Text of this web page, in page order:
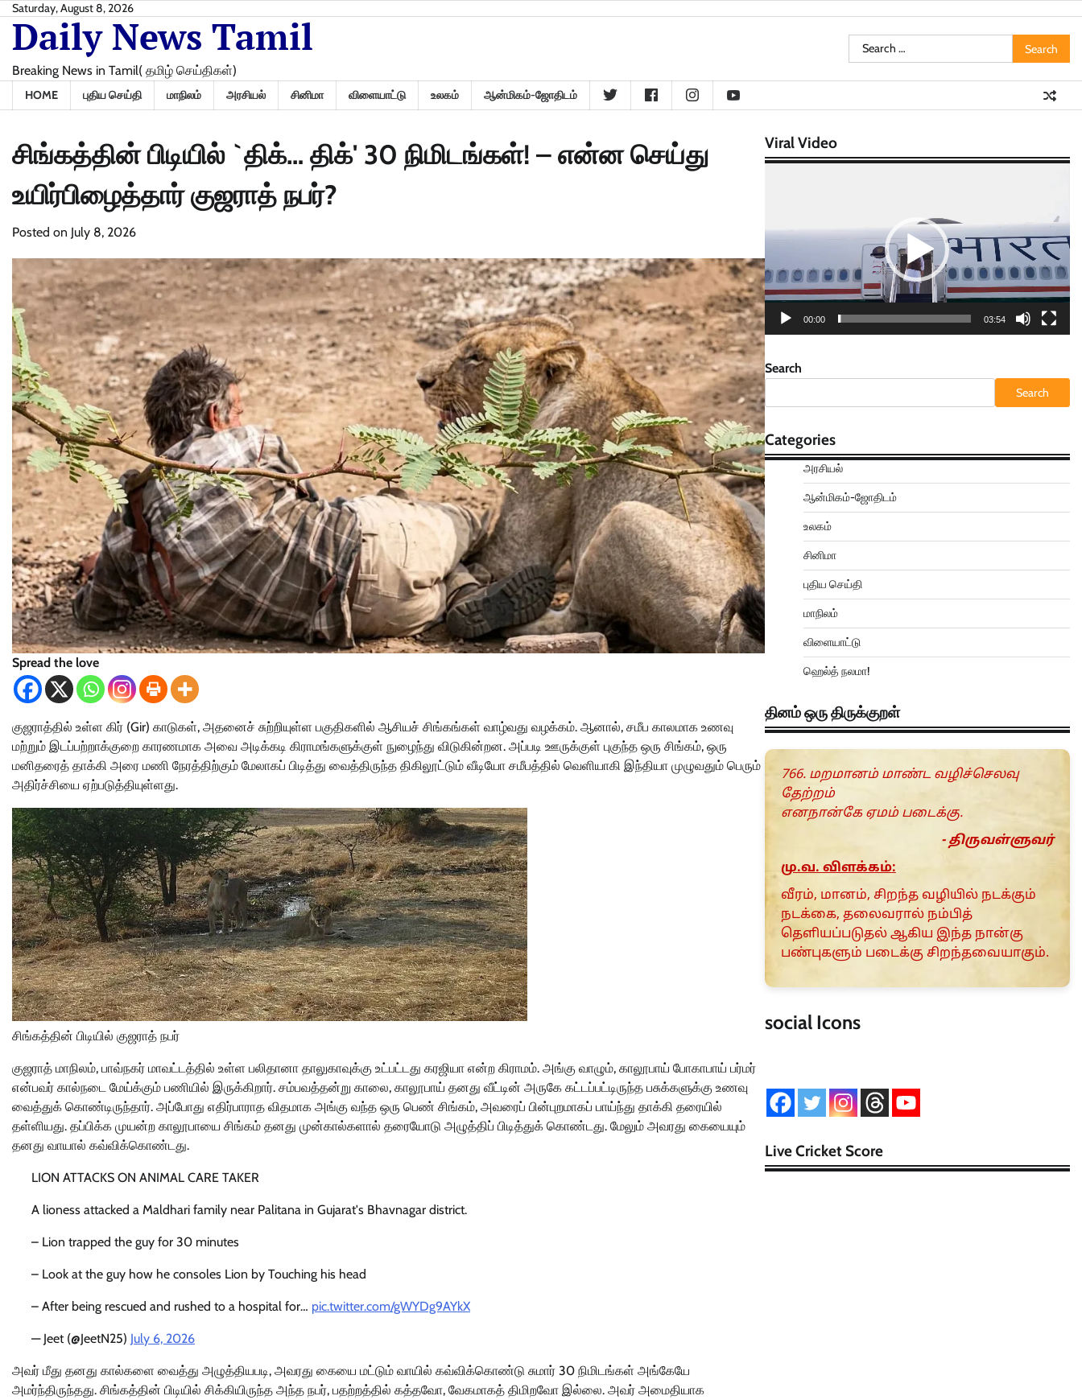
Skip
content
Saturday, August 8, 2026
Daily News Tamil
Breaking News in Tamil( தமிழ் செய்திகள்)
Search
for:
HOME புதிய செய்தி மாநிலம் அரசியல் சினிமா விளையாட்டு உலகம் ஆன்மிகம்-ஜோதிடம்
சிங்கத்தின் பிடியில் `திக்… திக்' 30 நிமிடங்கள்! – என்ன செய்து
உயிர்பிழைத்தார் குஜராத் நபர்?
Posted on July 8, 2026
Spread the love
குஜராத்தில் உள்ள கிர் (Gir) காடுகள், அதனைச் சுற்றியுள்ள பகுதிகளில் ஆசியச் சிங்கங்கள் வாழ்வது வழக்கம். ஆனால், சமீப காலமாக உணவு
மற்றும் இடப்பற்றாக்குறை காரணமாக அவை அடிக்கடி கிராமங்களுக்குள் நுழைந்து விடுகின்றன. அப்படி ஊருக்குள் புகுந்த ஒரு சிங்கம், ஒரு
மனிதரைத் தாக்கி அரை மணி நேரத்திற்கும் மேலாகப் பிடித்து வைத்திருந்த திகிலூட்டும் வீடியோ சமீபத்தில் வெளியாகி இந்தியா முழுவதும் பெரும்
அதிர்ச்சியை ஏற்படுத்தியுள்ளது.
சிங்கத்தின் பிடியில் குஜராத் நபர்
குஜராத் மாநிலம், பாவ்நகர் மாவட்டத்தில் உள்ள பலிதானா தாலுகாவுக்கு உட்பட்டது கரஜியா என்ற கிராமம். அங்கு வாழும், காலூபாய் போகாபாய் பர்மர்
என்பவர் கால்நடை மேய்க்கும் பணியில் இருக்கிறார். சம்பவத்தன்று காலை, காலூபாய் தனது வீட்டின் அருகே கட்டப்பட்டிருந்த பசுக்களுக்கு உணவு
வைத்துக் கொண்டிருந்தார். அப்போது எதிர்பாராத விதமாக அங்கு வந்த ஒரு பெண் சிங்கம், அவரைப் பின்புறமாகப் பாய்ந்து தாக்கி தரையில்
தள்ளியது. தப்பிக்க முயன்ற காலூபாயை சிங்கம் தனது முன்கால்களால் தரையோடு அழுத்திப் பிடித்துக் கொண்டது. மேலும் அவரது கையையும்
தனது வாயால் கவ்விக்கொண்டது.
LION ATTACKS ON ANIMAL CARE TAKER
A lioness attacked a Maldhari family near Palitana in Gujarat's Bhavnagar district.
– Lion trapped the guy for 30 minutes
– Look at the guy how he consoles Lion by Touching his head
– After being rescued and rushed to a hospital for… pic.twitter.com/gWYDg9AYkX
— Jeet (@JeetN25) July 6, 2026
அவர் மீது தனது கால்களை வைத்து அழுத்தியபடி, அவரது கையை மட்டும் வாயில் கவ்விக்கொண்டு சுமார் 30 நிமிடங்கள் அங்கேயே
அமர்ந்திருந்தது. சிங்கத்தின் பிடியில் சிக்கியிருந்த அந்த நபர், பதற்றத்தில் கத்தவோ, வேகமாகத் திமிறவோ இல்லை. அவர் அமைதியாக
Viral Video
00:00 03:54
Search
Search
Categories
அரசியல்
ஆன்மிகம்-ஜோதிடம்
உலகம்
சினிமா
புதிய செய்தி
மாநிலம்
விளையாட்டு
ஹெல்த் நலமா!
தினம் ஒரு திருக்குறள்
766. மறமானம் மாண்ட வழிச்செலவு
தேற்றம்
எனநான்கே ஏமம் படைக்கு.
- திருவள்ளுவர்
மு.வ. விளக்கம்:
வீரம், மானம், சிறந்த வழியில் நடக்கும்
நடக்கை, தலைவரால் நம்பித்
தெளியப்படுதல் ஆகிய இந்த நான்கு
பண்புகளும் படைக்கு சிறந்தவையாகும்.
social Icons
Live Cricket Score